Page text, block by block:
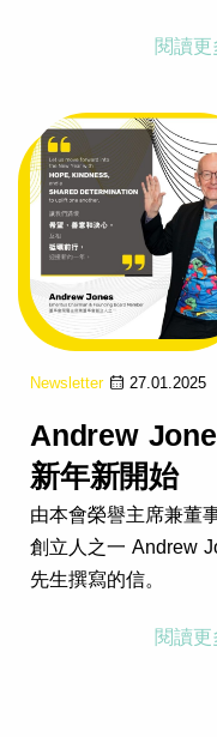
閱讀更
Newsletter 27.01.2025
Andrew
新年新開始
由本會榮譽主席兼董
創立人之一 Andrew
先生撰寫的信。
閱讀更